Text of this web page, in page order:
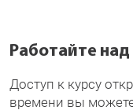
Работайте
Доступ к курсу
времени вы